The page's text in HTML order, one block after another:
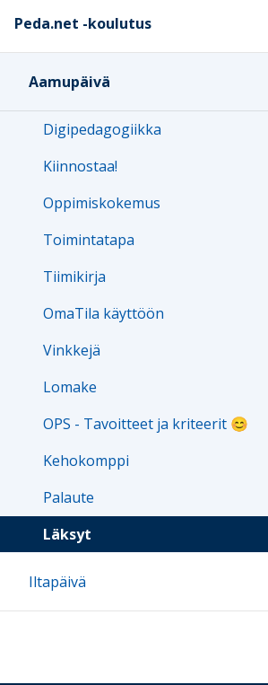
Peda.net -koulutus
Aamupäivä
Digipedagogiikka
Kiinnostaa!
Oppimiskokemus
Toimintatapa
Tiimikirja
OmaTila käyttöön
Vinkkejä
Lomake
OPS - Tavoitteet ja kriteerit 😊
Kehokomppi
Palaute
Läksyt
Iltapäivä